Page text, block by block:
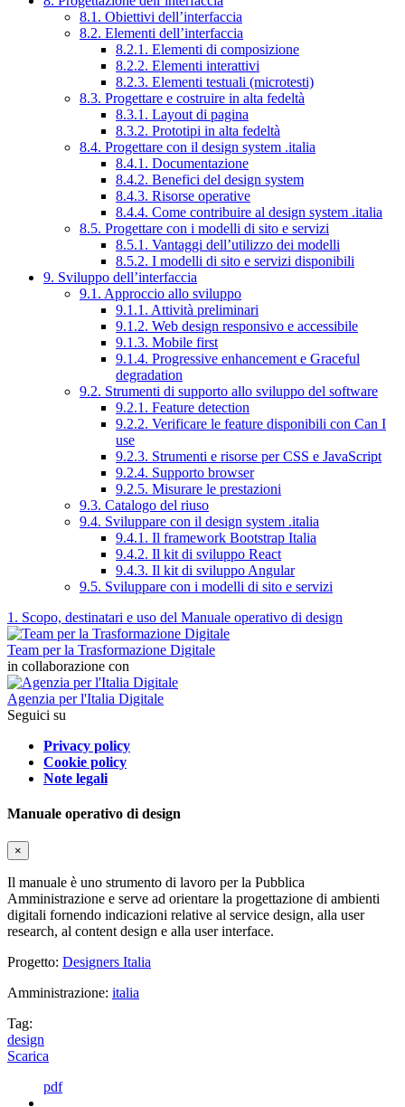
8.1. Obiettivi dell’interfaccia
8.2. Elementi dell’interfaccia
8.2.1. Elementi di composizione
8.2.2. Elementi interattivi
8.2.3. Elementi testuali (microtesti)
8.3. Progettare e costruire in alta fedeltà
8.3.1. Layout di pagina
8.3.2. Prototipi in alta fedeltà
8.4. Progettare con il design system .italia
8.4.1. Documentazione
8.4.2. Benefici del design system
8.4.3. Risorse operative
8.4.4. Come contribuire al design system .italia
8.5. Progettare con i modelli di sito e servizi
8.5.1. Vantaggi dell’utilizzo dei modelli
8.5.2. I modelli di sito e servizi disponibili
9. Sviluppo dell’interfaccia
9.1. Approccio allo sviluppo
9.1.1. Attività preliminari
9.1.2. Web design responsivo e accessibile
9.1.3. Mobile first
9.1.4. Progressive enhancement e Graceful
degradation
9.2. Strumenti di supporto allo sviluppo del software
9.2.1. Feature detection
9.2.2. Verificare le feature disponibili con Can I
use
9.2.3. Strumenti e risorse per CSS e JavaScript
9.2.4. Supporto browser
9.2.5. Misurare le prestazioni
9.3. Catalogo del riuso
9.4. Sviluppare con il design system .italia
9.4.1. Il framework Bootstrap Italia
9.4.2. Il kit di sviluppo React
9.4.3. Il kit di sviluppo Angular
9.5. Sviluppare con i modelli di sito e servizi
1. Scopo, destinatari e uso del Manuale operativo di design
Team per la Trasformazione Digitale
in collaborazione con
Agenzia per l'Italia Digitale
Seguici su
Privacy policy
Cookie policy
Note legali
Manuale operativo di design
×
Il manuale è uno strumento di lavoro per la Pubblica
Amministrazione e serve ad orientare la progettazione di ambienti
digitali fornendo indicazioni relative al service design, alla user
research, al content design e alla user interface.
Progetto: Designers Italia
Amministrazione: italia
Tag:
design
Scarica
pdf